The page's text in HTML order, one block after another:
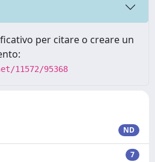
per citare o creare un
11572/95368
ND
7